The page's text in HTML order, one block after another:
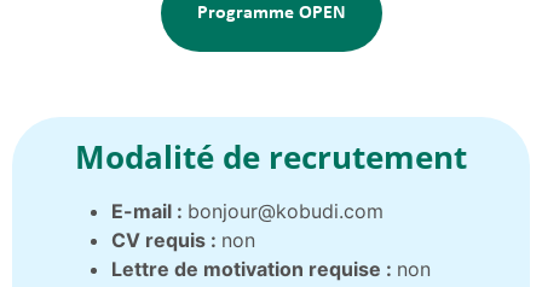
Programme OPEN
Modalité de recrutement
E-mail : bonjour@kobudi.com
CV requis : non
Lettre de motivation requise : non